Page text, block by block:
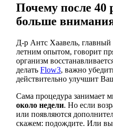
Почему после 40
больше
Д-р Антс Хаавель, главный
летним опытом, говорит
организм
делать Flow3, важно
действительно улучшит
Сама процедура занимает
около недели. Но если
или появляются
скажем: подождите. Или